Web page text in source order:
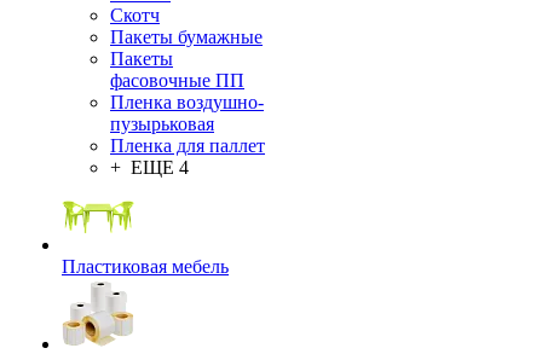
Скотч
Пакеты бумажные
Пакеты
фасовочные ПП
Пленка воздушно-
пузырьковая
Пленка для паллет
+ ЕЩЕ 4
Пластиковая мебель